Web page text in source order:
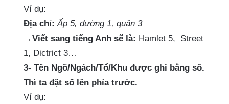
Ví dụ:
Địa chỉ: Ấp 5, đường 1, quận 3
→Viết sang tiếng Anh sẽ là: Hamlet 5, Street
1, Dictrict 3…
3- Tên Ngõ/Ngách/Tổ/Khu được ghi bằng số.
Thì ta đặt số lên phía trước.
Ví dụ: